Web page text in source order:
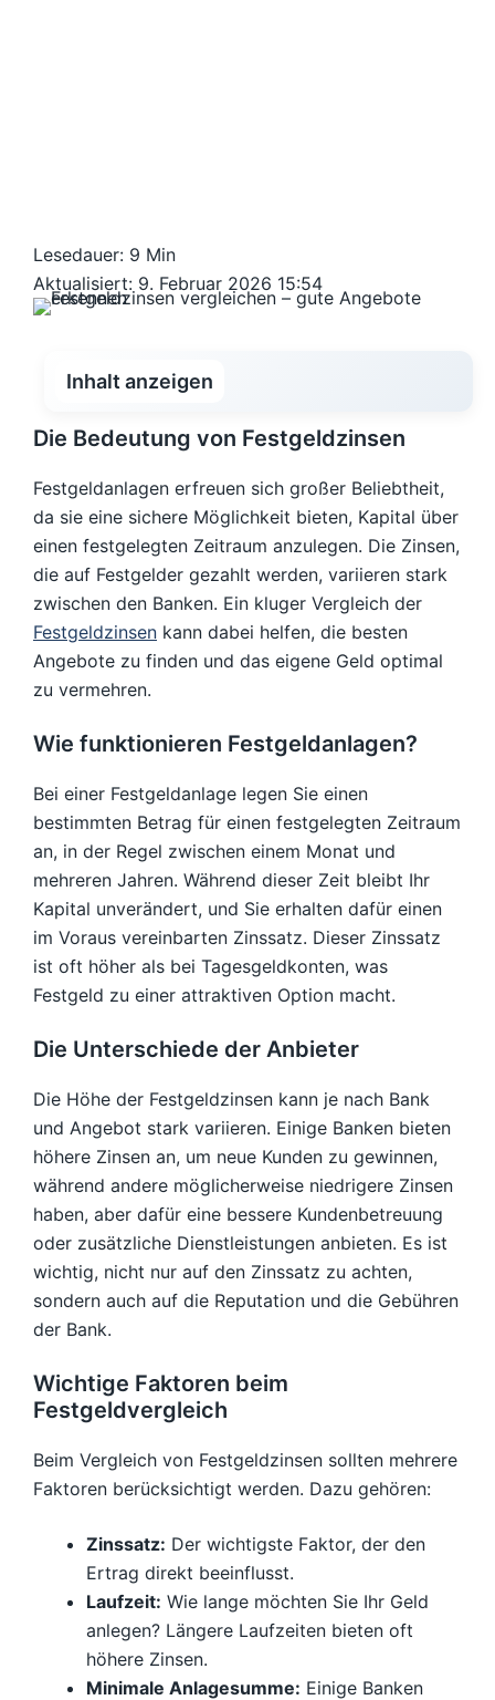
Lesedauer: 9 Min
Aktualisiert: 9. Februar 2026 15:54
Inhalt anzeigen
Die Bedeutung von Festgeldzinsen
Festgeldanlagen erfreuen sich großer Beliebtheit,
da sie eine sichere Möglichkeit bieten, Kapital über
einen festgelegten Zeitraum anzulegen. Die Zinsen,
die auf Festgelder gezahlt werden, variieren stark
zwischen den Banken. Ein kluger Vergleich der
Festgeldzinsen kann dabei helfen, die besten
Angebote zu finden und das eigene Geld optimal
zu vermehren.
Wie funktionieren Festgeldanlagen?
Bei einer Festgeldanlage legen Sie einen
bestimmten Betrag für einen festgelegten Zeitraum
an, in der Regel zwischen einem Monat und
mehreren Jahren. Während dieser Zeit bleibt Ihr
Kapital unverändert, und Sie erhalten dafür einen
im Voraus vereinbarten Zinssatz. Dieser Zinssatz
ist oft höher als bei Tagesgeldkonten, was
Festgeld zu einer attraktiven Option macht.
Die Unterschiede der Anbieter
Die Höhe der Festgeldzinsen kann je nach Bank
und Angebot stark variieren. Einige Banken bieten
höhere Zinsen an, um neue Kunden zu gewinnen,
während andere möglicherweise niedrigere Zinsen
haben, aber dafür eine bessere Kundenbetreuung
oder zusätzliche Dienstleistungen anbieten. Es ist
wichtig, nicht nur auf den Zinssatz zu achten,
sondern auch auf die Reputation und die Gebühren
der Bank.
Wichtige Faktoren beim
Festgeldvergleich
Beim Vergleich von Festgeldzinsen sollten mehrere
Faktoren berücksichtigt werden. Dazu gehören:
Zinssatz: Der wichtigste Faktor, der den
Ertrag direkt beeinflusst.
Laufzeit: Wie lange möchten Sie Ihr Geld
anlegen? Längere Laufzeiten bieten oft
höhere Zinsen.
Minimale Anlagesumme: Einige Banken